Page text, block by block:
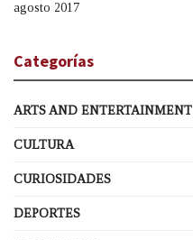
agosto 2017
Categorías
ARTS AND ENTERTAINMENT
CULTURA
CURIOSIDADES
DEPORTES